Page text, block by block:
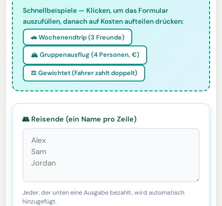
Schnellbeispiele — Klicken, um das Formular
auszufüllen, danach auf Kosten aufteilen drücken:
🚗 Wochenendtrip (3 Freunde)
🏔️ Gruppenausflug (4 Personen, €)
⚖️ Gewichtet (Fahrer zahlt doppelt)
👥 Reisende (ein Name pro Zeile)
Jeder, der unten eine Ausgabe bezahlt, wird automatisch
hinzugefügt.